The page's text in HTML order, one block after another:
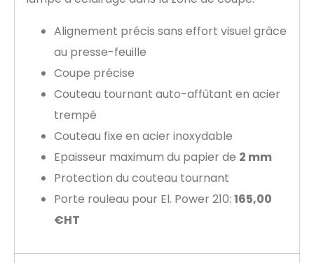
Alignement précis sans effort visuel grâce
au presse-feuille
Coupe précise
Couteau tournant auto-affûtant en acier
trempé
Couteau fixe en acier inoxydable
Epaisseur maximum du papier de 2 mm
Protection du couteau tournant
Porte rouleau pour El. Power 210: 165,00
€HT